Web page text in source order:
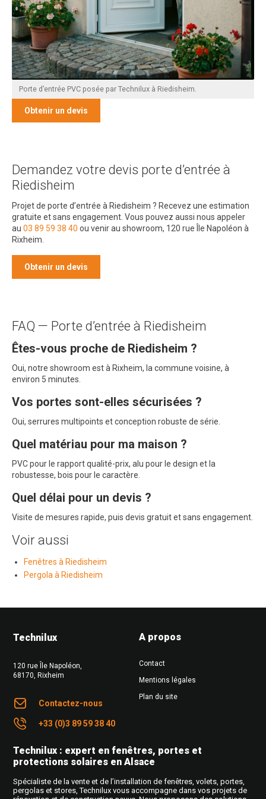
Porte d’entrée PVC posée par Technilux à Riedisheim.
Obtenir un devis
Demandez votre devis porte d’entrée à
Riedisheim
Projet de porte d’entrée à Riedisheim ? Recevez une estimation
gratuite et sans engagement. Vous pouvez aussi nous appeler
au 03 89 59 38 40 ou venir au showroom, 120 rue Île Napoléon à
Rixheim.
Obtenir un devis
FAQ — Porte d’entrée à Riedisheim
Êtes-vous proche de Riedisheim ?
Oui, notre showroom est à Rixheim, la commune voisine, à
environ 5 minutes.
Vos portes sont-elles sécurisées ?
Oui, serrures multipoints et conception robuste de série.
Quel matériau pour ma maison ?
PVC pour le rapport qualité-prix, alu pour le design et la
robustesse, bois pour le caractère.
Quel délai pour un devis ?
Visite de mesures rapide, puis devis gratuit et sans engagement.
Voir aussi
Fenêtres à Riedisheim
Pergola à Riedisheim
Technilux
120 rue Île Napoléon,
68170, Rixheim
Contactez-nous
+33 (0)3 89 59 38 40
A propos
Contact
Mentions légales
Plan du site
Technilux : expert en fenêtres, portes et
protections solaires en Alsace
Spécialiste de la vente et de l’installation de fenêtres, volets, portes,
pergolas et stores, Technilux vous accompagne dans vos projets de